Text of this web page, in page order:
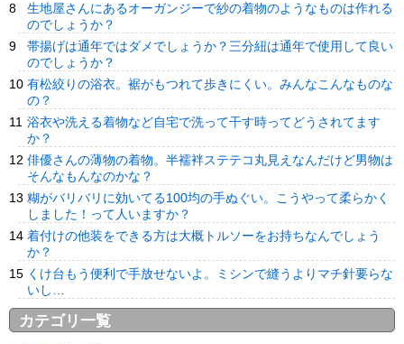
生地屋さんにあるオーガンジーで紗の着物のようなものは作れる
のでしょうか？
帯揚げは通年ではダメでしょうか？三分紐は通年で使用して良い
のでしょうか？
有松絞りの浴衣。裾がもつれて歩きにくい。みんなこんなものな
の？
浴衣や洗える着物など自宅で洗って干す時ってどうされてます
か？
俳優さんの薄物の着物。半襦袢ステテコ丸見えなんだけど男物は
そんなもんなのかな？
糊がバリバリに効いてる100均の手ぬぐい。こうやって柔らかく
しました！って人いますか？
着付けの他装をできる方は大概トルソーをお持ちなんでしょう
か？
くけ台もう便利で手放せないよ。ミシンで縫うよりマチ針要らな
いし…
カテゴリ一覧